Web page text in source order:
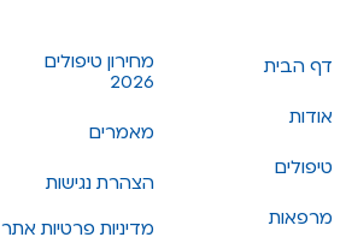
דף הבית
אודות
טיפולים
מרפאות
מחירון טיפולים
2026
מאמרים
הצהרת נגישות
מדיניות פרטיות אתר